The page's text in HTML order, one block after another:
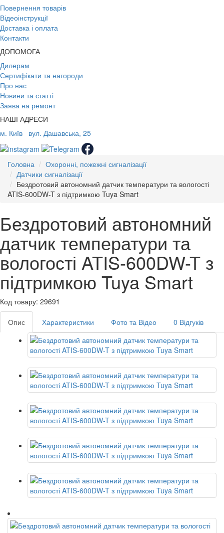
Повернення товарів
Відеоінструкції
Доставка і оплата
Контакти
ДОПОМОГА
Дилерам
Сертифікати та нагороди
Про нас
Новини та статті
Заява на ремонт
НАШІ АДРЕСИ
м. Київ
вул. Дашавська, 25
Головна
Охоронні, пожежні сигналізації
Датчики сигналізації
Бездротовий автономний датчик температури та вологості
ATIS-600DW-T з підтримкою Tuya Smart
Бездротовий автономний
датчик температури та
вологості ATIS-600DW-T з
підтримкою Tuya Smart
Код товару: 29691
Опис Характеристики Фото та Відео 0 Відгуків